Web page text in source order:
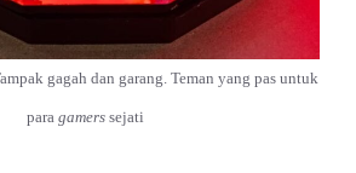
gagah dan garang. Teman yang pas untuk
para gamerssejati